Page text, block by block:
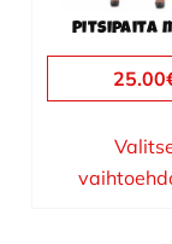
Pitsipaita
25.00
valinnat